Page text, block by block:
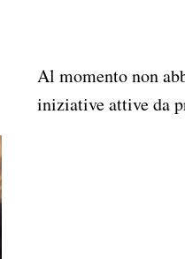
Al momento non
iniziative attive da